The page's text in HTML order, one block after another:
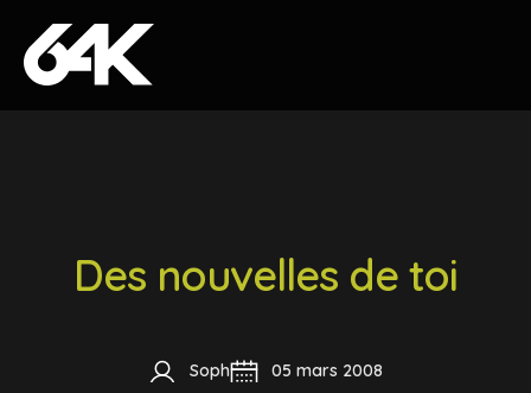
Skip to content
Des nouvelles de toi
Soph 05 mars 2008